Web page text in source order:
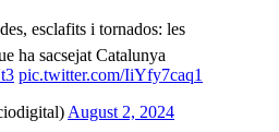
esclafits i tornados: les
ha sacsejat Catalunya
pic.twitter.com/IiYfy7caq1
August 2, 2024